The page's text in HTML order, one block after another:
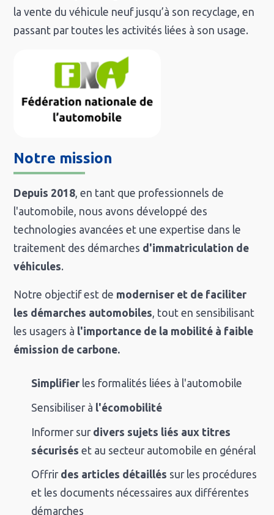
la vente du véhicule neuf jusqu’à son recyclage, en
passant par toutes les activités liées à son usage.
Notre mission
Depuis 2018 , en tant que professionnels de
l'automobile, nous avons développé des
technologies avancées et une expertise dans le
traitement des démarches d'immatriculation de
véhicules.
Notre objectif est de moderniser et de faciliter
les démarches automobiles , tout en sensibilisant
les usagers à l'importance de la mobilité à faible
émission de carbone.
Simplifier les formalités liées à l'automobile
Sensibiliser à l'écomobilité
Informer sur divers sujets liés aux titres
sécurisés et au secteur automobile en général
Offrir des articles détaillés sur les procédures
et les documents nécessaires aux différentes
démarches